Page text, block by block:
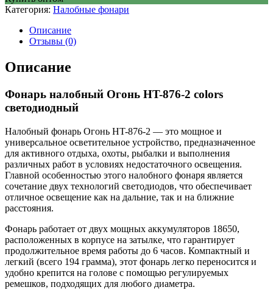
Категория: Налобные фонари
Описание
Отзывы (0)
Описание
Фонарь налобный Огонь HT-876-2 colors
светодиодный
Налобный фонарь Огонь HT-876-2 — это мощное и
универсальное осветительное устройство, предназначенное
для активного отдыха, охоты, рыбалки и выполнения
различных работ в условиях недостаточного освещения.
Главной особенностью этого налобного фонаря является
сочетание двух технологий светодиодов, что обеспечивает
отличное освещение как на дальние, так и на ближние
расстояния.
Фонарь работает от двух мощных аккумуляторов 18650,
расположенных в корпусе на затылке, что гарантирует
продолжительное время работы до 6 часов. Компактный и
легкий (всего 194 грамма), этот фонарь легко переносится и
удобно крепится на голове с помощью регулируемых
ремешков, подходящих для любого диаметра.